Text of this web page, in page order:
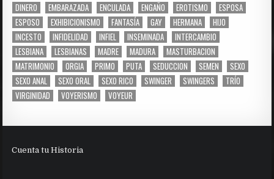
DINERO
EMBARAZADA ENCULADA ENGAÑO EROTISMO
ESPOSA
ESPOSO
EXHIBICIONISMO FANTASÍA GAY HERMANA
HIJO
INCESTO
INFIDELIDAD INFIEL INSEMINADA
INTERCAMBIO
LESBIANA
LESBIANAS MADRE MADURA
MASTURBACION
MATRIMONIO
ORGIA PRIMO PUTA SEDUCCION SEMEN
SEXO
SEXO ANAL
SEXO ORAL SEXO RICO SWINGER SWINGERS
TRÍO
VIRGINIDAD
VOYERISMO VOYEUR
Cuenta tu Historia